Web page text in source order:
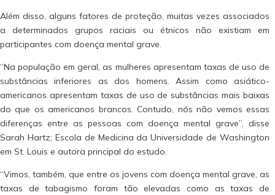
Além disso, alguns fatores de proteção, muitas vezes associados
a determinados grupos raciais ou étnicos não existiam em
participantes com doença mental grave.
“Na população em geral, as mulheres apresentam taxas de uso de
substâncias inferiores as dos homens. Assim como asiático-
americanos apresentam taxas de uso de substâncias mais baixas
do que os americanos brancos. Contudo, nós não vemos essas
diferenças entre as pessoas com doença mental grave”, disse
Sarah Hartz; Escola de Medicina da Universidade de Washington
em St. Louis e autora principal do estudo.
“Vimos, também, que entre os jovens com doença mental grave, as
taxas de tabagismo foram tão elevadas como as taxas de